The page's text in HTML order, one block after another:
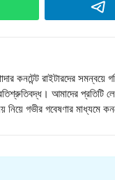
কনটেন্ট রাইটারদের সমন্বয়ে
আমাদের
নিয়ে গভীর গবেষণার মাধ্যমে